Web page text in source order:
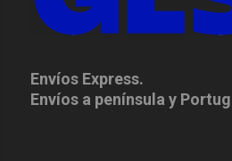
Envíos Express.
Envíos a península y